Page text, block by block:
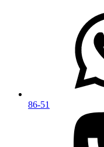
86-51